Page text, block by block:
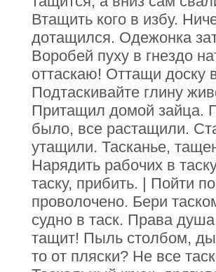
Втащить кого в избу.
дотащился. Одежонка
Воробей пуху в гнездо
оттаскаю! Оттащи доску
Подтаскивайте глину
Притащил домой зайца.
было, все растащили.
утащили. Тасканье,
Нарядить рабочих в
таску, прибить. | Пойти
проволочено. Бери
судно в таск. Права
тащит! Пыль столбом,
то от пляски? Не все